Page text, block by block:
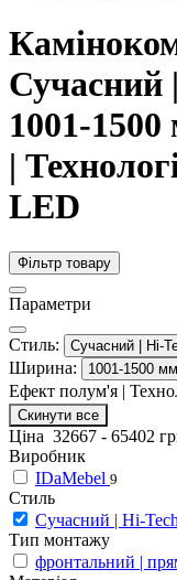
1001-
|
LED
Фільтр товару
Параметри
Стиль: Сучасний | Hi-
Ширина: 1001-1500 мм
Ефект полум'я |
Скинути все
Ціна 32667 - 65402
Виробник
IDaMebel 9
Стиль
Сучасний | Hi-Tech
Тип монтажу
фронтальний |